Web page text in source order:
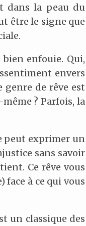
dans la peau du
être le signe que
enfouie. Qui,
envers
genre de rêve est
? Parfois, la
peut exprimer un
sans savoir
Ce rêve vous
à ce qui vous
un classique des